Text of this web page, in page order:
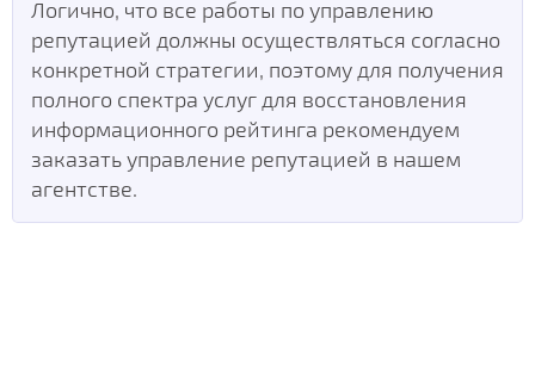
Логично, что все работы по управлению
репутацией должны осуществляться согласно
конкретной стратегии, поэтому для получения
полного спектра услуг для восстановления
информационного рейтинга рекомендуем
заказать управление репутацией в нашем
агентстве.